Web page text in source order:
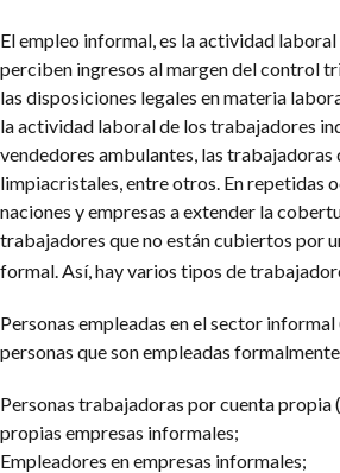
El empleo informal, es la actividad
perciben ingresos al margen del control
las disposiciones legales en materia
la actividad laboral de los trabajadores
vendedores ambulantes, las
limpiacristales, entre otros. En repetidas
naciones y empresas a extender la
trabajadores que no están cubiertos por
formal. Así, hay varios tipos de
Personas empleadas en el sector
personas que son empleadas
Personas trabajadoras por cuenta propia
propias empresas informales;
Empleadores en empresas informales;